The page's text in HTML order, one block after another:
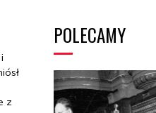
z
POLECAMY